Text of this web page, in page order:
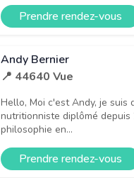
Prendre rendez-vous
Andy Bernier
📍 44640 Vue
Hello, Moi c'est Andy, je suis
nutritionniste diplômé depuis
philosophie en...
Prendre rendez-vous